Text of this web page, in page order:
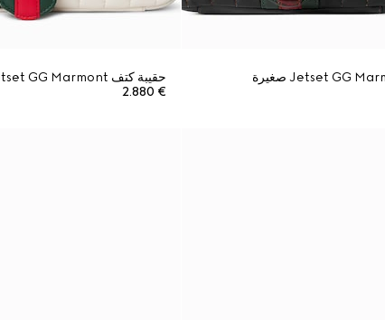
حقيبة كتف Jetset GG Marmont متوسطة الحجم
€ 2.880